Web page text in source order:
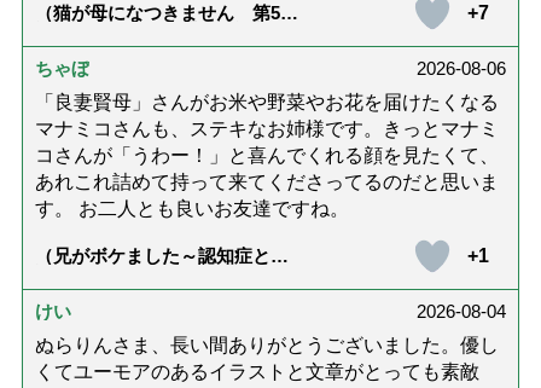
（猫が母になつきません 第500
+7
ちゃぼ
2026-08-06
「良妻賢母」さんがお米や野菜やお花を届けたくなる
マナミコさんも、ステキなお姉様です。きっとマナミ
コさんが「うわー！」と喜んでくれる顔を見たくて、
あれこれ詰めて持って来てくださってるのだと思いま
す。 お二人とも良いお友達ですね。
（兄がボケました～認知症と介
達』が届きました」）
+1
けい
2026-08-04
ぬらりんさま、長い間ありがとうございました。優し
くてユーモアのあるイラストと文章がとっても素敵